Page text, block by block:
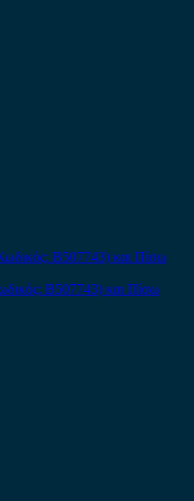
B507743) και Πίσω